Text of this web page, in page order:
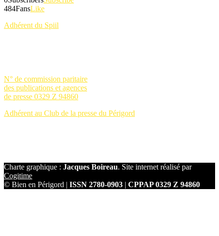
484FansLike
Adhérent du Spiil
N° de commission paritaire
des publications et agences
de presse 0329 Z 94860
Adhérent au Club de la presse du Périgord
Charte graphique : Jacques Boireau. Site internet réalisé par
Cogitime
© Bien en Périgord | ISSN 2780-0903 | CPPAP 0329 Z 94860